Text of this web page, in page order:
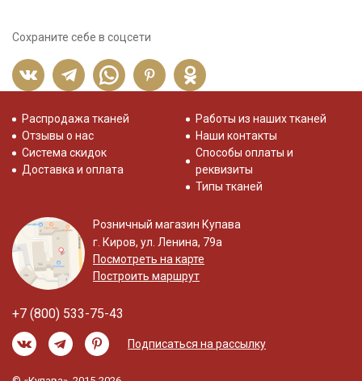
Сохраните себе в соцсети
Распродажа тканей
Отзывы о нас
Система скидок
Доставка и оплата
Работы из наших тканей
Наши контакты
Способы оплаты и
реквизиты
Типы тканей
Розничный магазин Купава
г. Киров, ул. Ленина, 79а
Посмотреть на карте
Построить маршрут
+7 (800) 533-75-43
Подписаться на рассылку